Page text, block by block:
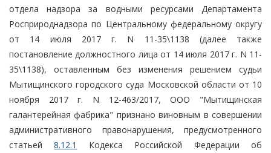
отдела надзора за водными ресурсами Департамента
Росприроднадзора по Центральному федеральному округу
от 14 июля 2017 г. N 11-35\1138 (далее также
постановление должностного лица от 14 июля 2017 г. N 11-
35\1138), оставленным без изменения решением судьи
Мытищинского городского суда Московской области от 10
ноября 2017 г. N 12-463/2017, ООО "Мытищинская
галантерейная фабрика" признано виновным в совершении
административного правонарушения, предусмотренного
статьей8.12.1
Кодекса Российской Федерации об